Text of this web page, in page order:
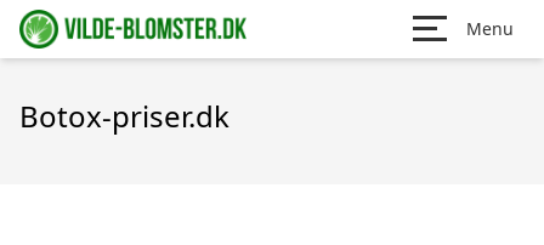
Menu
Botox-priser.dk